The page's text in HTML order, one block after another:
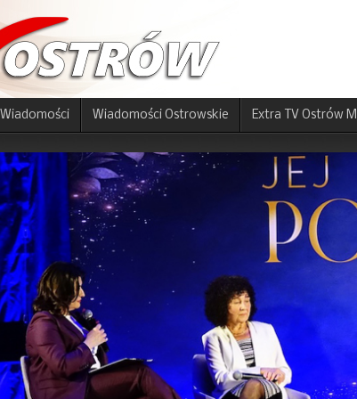
Wiadomości Wiadomości Ostrowskie Extra TV Ostrów